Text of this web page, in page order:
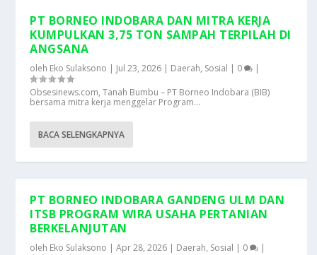
PT BORNEO INDOBARA DAN MITRA KERJA
KUMPULKAN 3,75 TON SAMPAH TERPILAH DI
ANGSANA
oleh Eko Sulaksono | Jul 23, 2026 | Daerah, Sosial | 0
|
Obsesinews.com, Tanah Bumbu – PT Borneo Indobara (BIB)
bersama mitra kerja menggelar Program...
BACA SELENGKAPNYA
PT BORNEO INDOBARA GANDENG ULM DAN
ITSB PROGRAM WIRA USAHA PERTANIAN
BERKELANJUTAN
oleh Eko Sulaksono |Apr 28, 2026 | Daerah, Sosial | 0
|